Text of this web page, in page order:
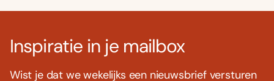
Inspiratie in je mailbox
Wist je dat we wekelijks een nieuwsbrief versturen